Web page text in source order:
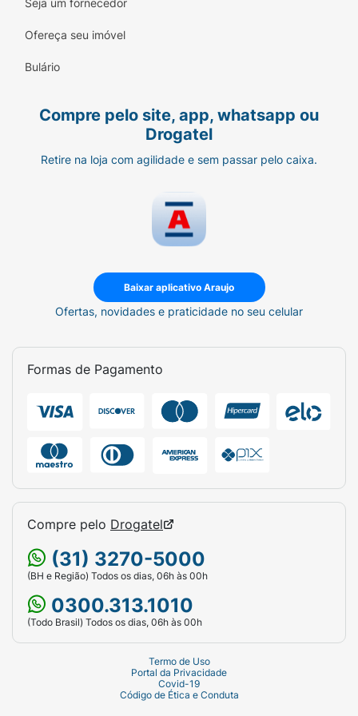
Aromatizante* :
Contém Lactose* :
Não Contém
Contém Amendoim :
Pode Conter
Contém Aveia :
Pode Conter
Contém Avelã :
Pode Conter
Contém Castanha-de-Caju :
Contém Castanha-do-Pará :
Contém Centeio :
Pode Conter
Contém Leite :
Seja um fornecedor
Ofereça seu imóvel
Bulário
Compre pelo site, app, whatsapp ou
Drogatel
Retire na loja com agilidade e sem passar pelo caixa.
Baixar aplicativo Araujo
Ofertas, novidades e praticidade no seu celular
Formas de Pagamento
Compre pelo Drogatel
(31) 3270-5000
(BH e Região) Todos os dias, 06h às 00h
0300.313.1010
(Todo Brasil) Todos os dias, 06h às 00h
Termo de Uso
Portal da Privacidade
Covid-19
Código de Ética e Conduta